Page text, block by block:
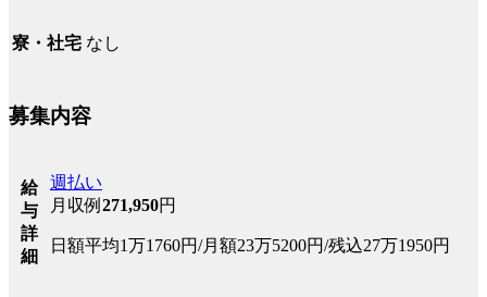
寮・社宅 なし
募集内容
給
与
詳
細
週払い
月収例 271,950円
日額平均1万1760円/月額23万5200円/残込27万1950円